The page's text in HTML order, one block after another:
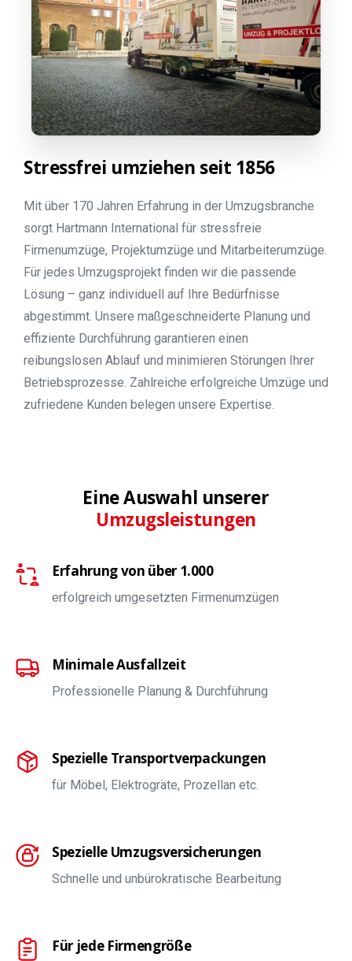
Stressfrei umziehen seit 1856
Mit über 170 Jahren Erfahrung in der Umzugsbranche
sorgt Hartmann International für stressfreie
Firmenumzüge, Projektumzüge und Mitarbeiterumzüge.
Für jedes Umzugsprojekt finden wir die passende
Lösung – ganz individuell auf Ihre Bedürfnisse
abgestimmt. Unsere maßgeschneiderte Planung und
effiziente Durchführung garantieren einen
reibungslosen Ablauf und minimieren Störungen Ihrer
Betriebsprozesse. Zahlreiche erfolgreiche Umzüge und
zufriedene Kunden belegen unsere Expertise.
Eine Auswahl unserer
Umzugsleistungen
Erfahrung von über 1.000
erfolgreich umgesetzten Firmenumzügen
Minimale Ausfallzeit
Professionelle Planung & Durchführung
Spezielle Transportverpackungen
für Möbel, Elektrogräte, Prozellan etc.
Spezielle Umzugsversicherungen
Schnelle und unbürokratische Bearbeitung
Für jede Firmengröße